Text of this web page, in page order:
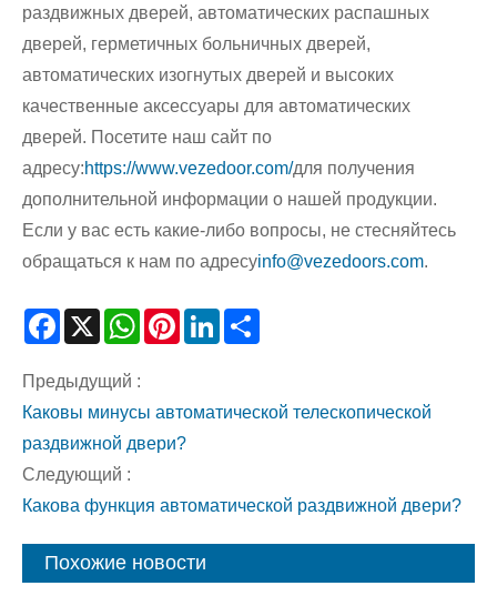
раздвижных дверей, автоматических распашных
дверей, герметичных больничных дверей,
автоматических изогнутых дверей и высоких
качественные аксессуары для автоматических
дверей. Посетите наш сайт по
адресу:https://www.vezedoor.com/для получения
дополнительной информации о нашей продукции.
Если у вас есть какие-либо вопросы, не стесняйтесь
обращаться к нам по адресуinfo@vezedoors.com.
Facebook
X WhatsAppPinterestLinkedIn
Предыдущий :
Каковы минусы автоматической телескопической
раздвижной двери?
Следующий :
Какова функция автоматической раздвижной двери?
Похожие новости